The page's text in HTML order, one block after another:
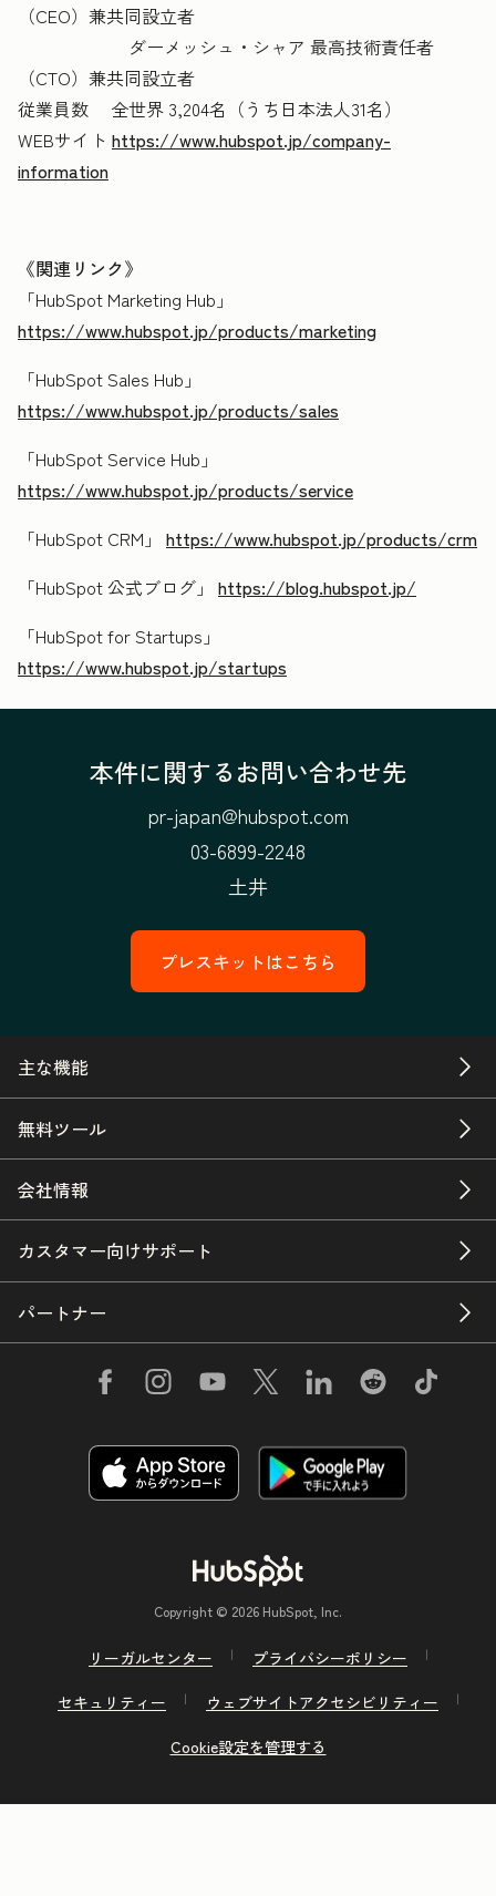
（CEO）兼共同設立者
ダーメッシュ・シャア 最高技術責任者
（CTO）兼共同設立者
従業員数 全世界 3,204名（うち日本法人31名）
WEBサイト https://www.hubspot.jp/company-
information
《関連リンク》
「HubSpot Marketing Hub」
https://www.hubspot.jp/products/marketing
「HubSpot Sales Hub」
https://www.hubspot.jp/products/sales
「HubSpot Service Hub」
https://www.hubspot.jp/products/service
「HubSpot CRM」 https://www.hubspot.jp/products/crm
「HubSpot 公式ブログ」 https://blog.hubspot.jp/
「HubSpot for Startups」
https://www.hubspot.jp/startups
本件に関するお問い合わせ先
pr-japan@hubspot.com
03-6899-2248
土井
プレスキットはこちら
主な機能
無料ツール
会社情報
カスタマー向けサポート
パートナー
Copyright © 2026 HubSpot, Inc.
リーガルセンター
プライバシーポリシー
セキュリティー
ウェブサイトアクセシビリティー
Cookie設定を管理する